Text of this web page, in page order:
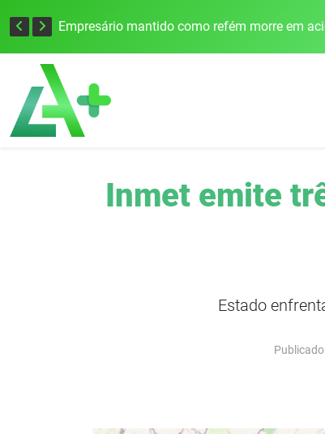
Empresário mantido como refém morre em
Inmet emite
Estado